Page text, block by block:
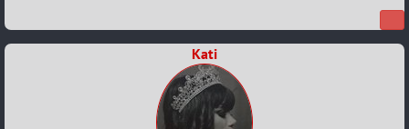
градусов
Kati